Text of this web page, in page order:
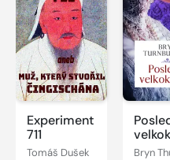
Experiment
711
Tomáš Dušek